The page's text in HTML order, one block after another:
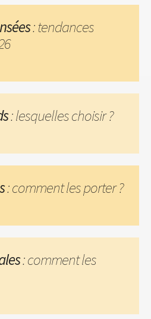
: tendances
: lesquelles choisir ?
: comment les porter ?
: comment les